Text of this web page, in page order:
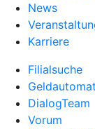
News
Karriere
Filialsuche
DialogTeam
Vorum